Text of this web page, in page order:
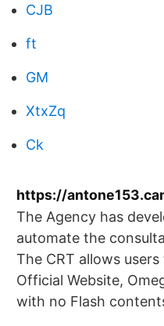
CJB
ft
GM
XtxZq
Ck
https://
The Agency has
automate the
The CRT allows
Official Website,
with no Flash